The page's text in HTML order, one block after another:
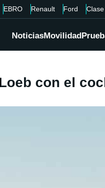
EBRO Renault Ford
NoticiasMovilidad
con el